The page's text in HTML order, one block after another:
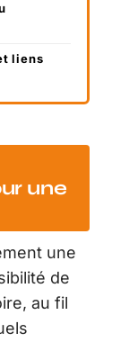
liens
une
une
de
au fil